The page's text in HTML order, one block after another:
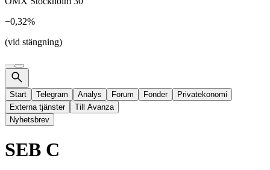
−0,32%
(vid stängning)
Start Telegram Analys Forum Fonder
Privatekonomi
Externa tjänster
Till Avanza
Nyhetsbrev
SEB C